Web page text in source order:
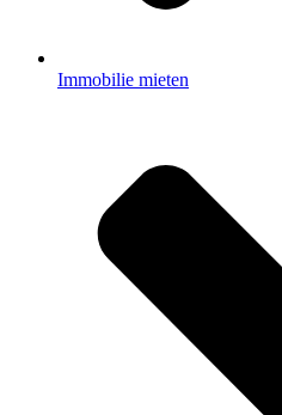
Immobilie mieten